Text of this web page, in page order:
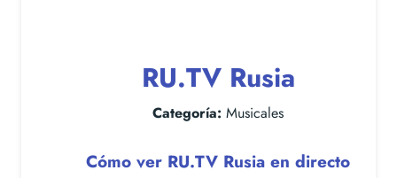
RU.TV Rusia
Categoría: Musicales
Cómo ver RU.TV Rusia en directo